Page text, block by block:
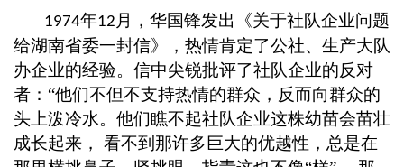
1974年12 月，华国锋发出《关于社队企业问题
给湖南省委一封信》，热情肯定了公社、生产大队
办企业的经验。信中尖锐批评了社队企业的反对
者：“他们不但不支持热情的群众，反而向群众的
头上泼冷水。他们瞧不起社队企业这株幼苗会苗壮
成长起来， 看不到那许多巨大的优越性，总是在